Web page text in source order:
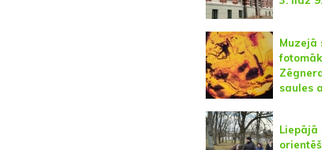
Muzejā
saules
Liepājā